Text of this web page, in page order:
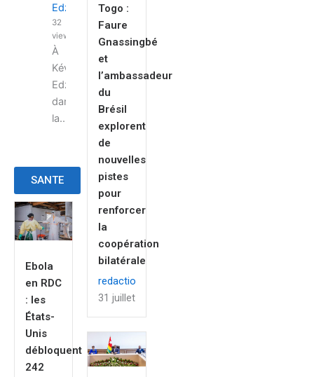
Edzi
32
views
À
Kévé
Edzi,
dans
la...
SANTE
Ebola
en RDC
: les
États-
Unis
débloquent
242
Togo :
Faure
Gnassingbé
et
l’ambassadeur
du
Brésil
explorent
de
nouvelles
pistes
pour
renforcer
la
coopération
bilatérale
redaction
31 juillet 2026